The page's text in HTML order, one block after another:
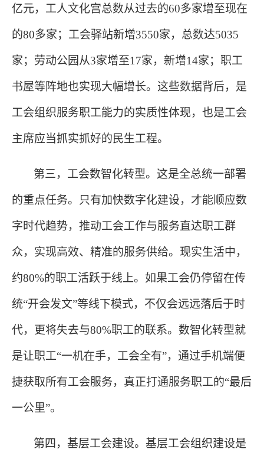
亿元，工人文化宫总数从过去的60多家增至现在
的80多家；工会驿站新增3550家，总数达5035
家；劳动公园从3家增至17家，新增14家；职工
书屋等阵地也实现大幅增长。这些数据背后，是
工会组织服务职工能力的实质性体现，也是工会
主席应当抓实抓好的民生工程。
第三，工会数智化转型。这是全总统一部署
的重点任务。只有加快数字化建设，才能顺应数
字时代趋势，推动工会工作与服务直达职工群
众，实现高效、精准的服务供给。现实生活中，
约80%的职工活跃于线上。如果工会仍停留在传
统“开会发文”等线下模式，不仅会远远落后于时
代，更将失去与80%职工的联系。数智化转型就
是让职工“一机在手，工会全有”，通过手机端便
捷获取所有工会服务，真正打通服务职工的“最后
一公里”。
第四，基层工会建设。基层工会组织建设是